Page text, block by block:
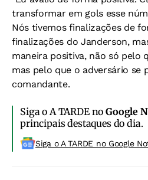
transformar em gols esse
Nós tivemos finalizações de
finalizações do Janderson,
maneira positiva, não só pelo
mas pelo que o adversário se
comandante.
Siga o A TARDE noGoogle
principais destaques do dia.
Siga o A TARDE no Google